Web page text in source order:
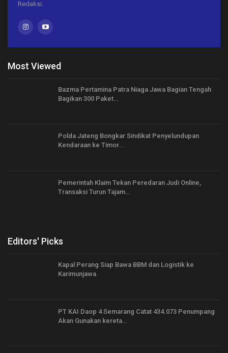
Redaksi:
Most Viewed
Bazma Pertamina Patra Niaga Jawa Bagian Tengah
Bagikan 300 Paket…
Polda Jateng Bongkar Sindikat Penyelundupan
Kendaraan ke Timor…
Pemerintah Klaim Tekan Peredaran Judi Online,
Transaksi Turun Tajam…
Editors' Picks
Kapal Perang Siap Bawa BBM dan Logistik ke
Karimunjawa
PT KAI Daop 4 Semarang Catat 434.073 Penumpang
Akan Gunakan kereta…